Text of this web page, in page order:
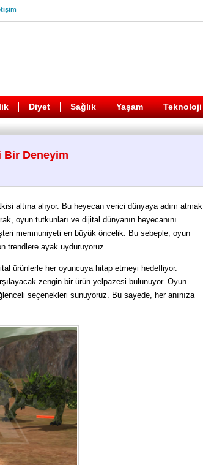
Diyet Sağlık Yaşam Teknoloji
Bir Deneyim
altına alıyor. Bu heyecan verici dünyaya adım atmak
oyun tutkunları ve dijital dünyanın heyecanını
memnuniyeti en büyük öncelik. Bu sebeple, oyun
trendlere ayak uyduruyoruz.
ürünlerle her oyuncuya hitap etmeyi hedefliyor.
zengin bir ürün yelpazesi bulunuyor. Oyun
seçenekleri sunuyoruz. Bu sayede, her anınıza